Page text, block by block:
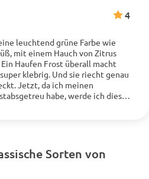
4
leuchtend grüne Farbe wie
mit einem Hauch von Zitrus
Ein Haufen Frost überall macht
klebrig. Und sie riecht genau
Jetzt, da ich meinen
habe, werde ich diese
Sorten von